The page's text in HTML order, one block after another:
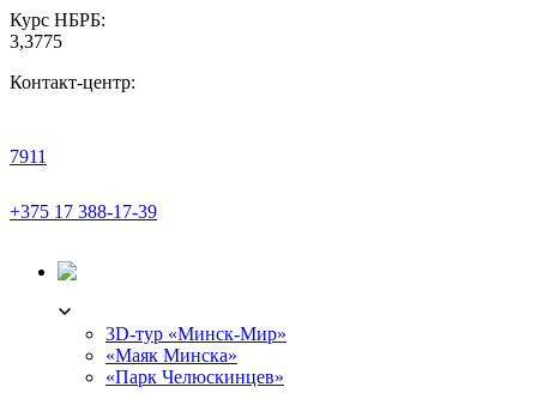
Курс НБРБ:
3,3775
Контакт-центр:
7911
+375 17 388-17-39
3D-тур «Минск-Мир»
«Маяк Минска»
«Парк Челюскинцев»